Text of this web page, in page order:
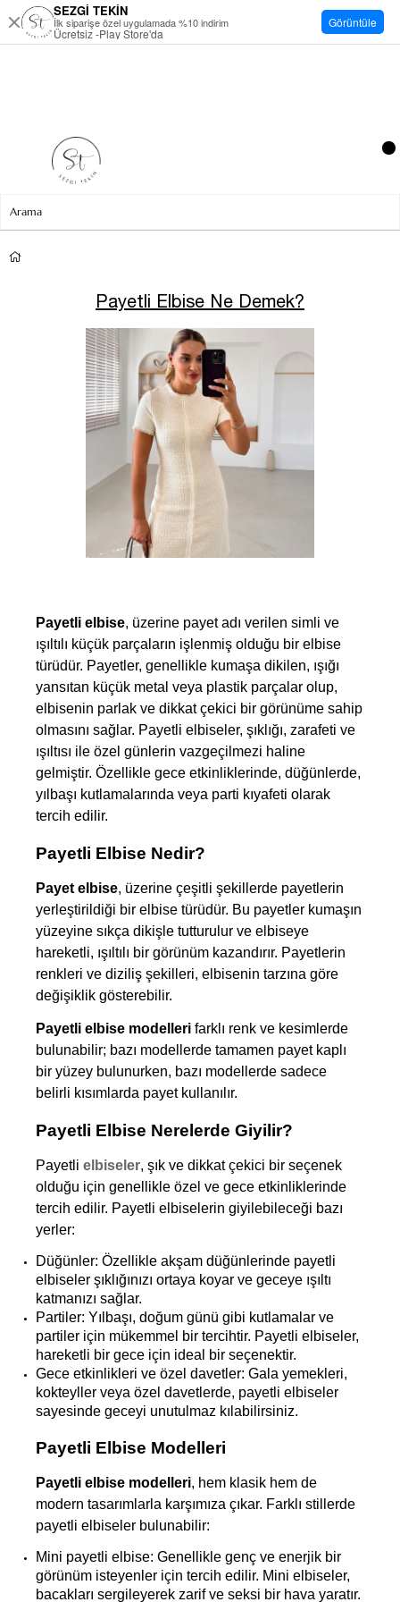
Payetli Elbise Ne Demek?
Payetli elbise, üzerine payet adı verilen simli ve
ışıltılı küçük parçaların işlenmiş olduğu bir elbise
türüdür. Payetler, genellikle kumaşa dikilen, ışığı
yansıtan küçük metal veya plastik parçalar olup,
elbisenin parlak ve dikkat çekici bir görünüme sahip
olmasını sağlar. Payetli elbiseler, şıklığı, zarafeti ve
ışıltısı ile özel günlerin vazgeçilmezi haline
gelmiştir. Özellikle gece etkinliklerinde, düğünlerde,
yılbaşı kutlamalarında veya parti kıyafeti olarak
tercih edilir.
Payetli Elbise Nedir?
Payet elbise, üzerine çeşitli şekillerde payetlerin
yerleştirildiği bir elbise türüdür. Bu payetler kumaşın
yüzeyine sıkça dikişle tutturulur ve elbiseye
hareketli, ışıltılı bir görünüm kazandırır. Payetlerin
renkleri ve diziliş şekilleri, elbisenin tarzına göre
değişiklik gösterebilir.
Payetli elbise modelleri farklı renk ve kesimlerde
bulunabilir; bazı modellerde tamamen payet kaplı
bir yüzey bulunurken, bazı modellerde sadece
belirli kısımlarda payet kullanılır.
Payetli Elbise Nerelerde Giyilir?
Payetli elbiseler, şık ve dikkat çekici bir seçenek
olduğu için genellikle özel ve gece etkinliklerinde
tercih edilir. Payetli elbiselerin giyilebileceği bazı
yerler:
Düğünler: Özellikle akşam düğünlerinde payetli
elbiseler şıklığınızı ortaya koyar ve geceye ışıltı
katmanızı sağlar.
Partiler: Yılbaşı, doğum günü gibi kutlamalar ve
partiler için mükemmel bir tercihtir. Payetli elbiseler,
hareketli bir gece için ideal bir seçenektir.
Gece etkinlikleri ve özel davetler: Gala yemekleri,
kokteyller veya özel davetlerde, payetli elbiseler
sayesinde geceyi unutulmaz kılabilirsiniz.
Payetli Elbise Modelleri
Payetli elbise modelleri, hem klasik hem de
modern tasarımlarla karşımıza çıkar. Farklı stillerde
payetli elbiseler bulunabilir:
Mini payetli elbise: Genellikle genç ve enerjik bir
görünüm isteyenler için tercih edilir. Mini elbiseler,
bacakları sergileyerek zarif ve seksi bir hava yaratır.
SEZGİ TEKİN
İlk siparişe özel uygulamada %10 indirim
Ücretsiz -Play Store'da
Görüntüle